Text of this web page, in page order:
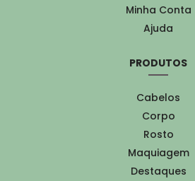
Minha Conta
Ajuda
PRODUTOS
Cabelos
Corpo
Rosto
Maquiagem
Destaques